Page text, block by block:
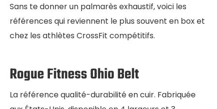
Sans te donner un palmarès exhaustif, voici les
références qui reviennent le plus souvent en box et
chez les athlètes CrossFit compétitifs.
Rogue Fitness Ohio Belt
La référence qualité-durabilité en cuir. Fabriquée